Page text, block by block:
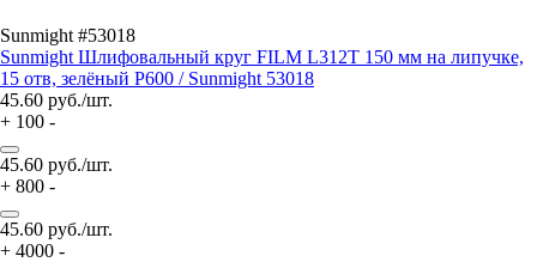
Sunmight #53018
Sunmight Шлифовальный круг FILM L312T 150 мм на липучке,
15 отв, зелёный P600 / Sunmight 53018
45.60 руб./шт.
+ 100 -
45.60 руб./шт.
+ 800 -
45.60 руб./шт.
+ 4000 -